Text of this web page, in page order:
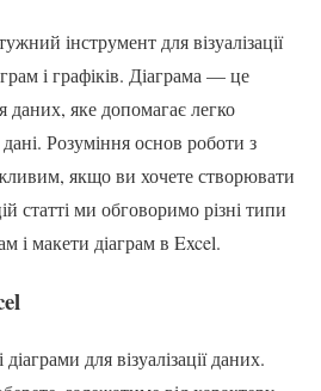
інструмент для візуалізації
і графіків. Діаграма — це
даних, яке допомагає легко
Розуміння основ роботи з
якщо ви хочете створювати
статті ми обговоримо різні типи
і макети діаграм в Excel.
для візуалізації даних.